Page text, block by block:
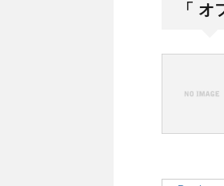
「